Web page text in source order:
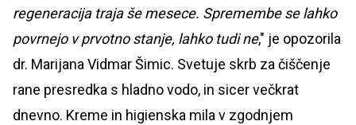
regeneracija traja še mesece. Spremembe se lahko
povrnejo v prvotno stanje, lahko tudi ne," je opozorila
dr. Marijana Vidmar Šimic. Svetuje skrb za čiščenje
rane presredka s hladno vodo, in sicer večkrat
dnevno. Kreme in higienska mila v zgodnjem